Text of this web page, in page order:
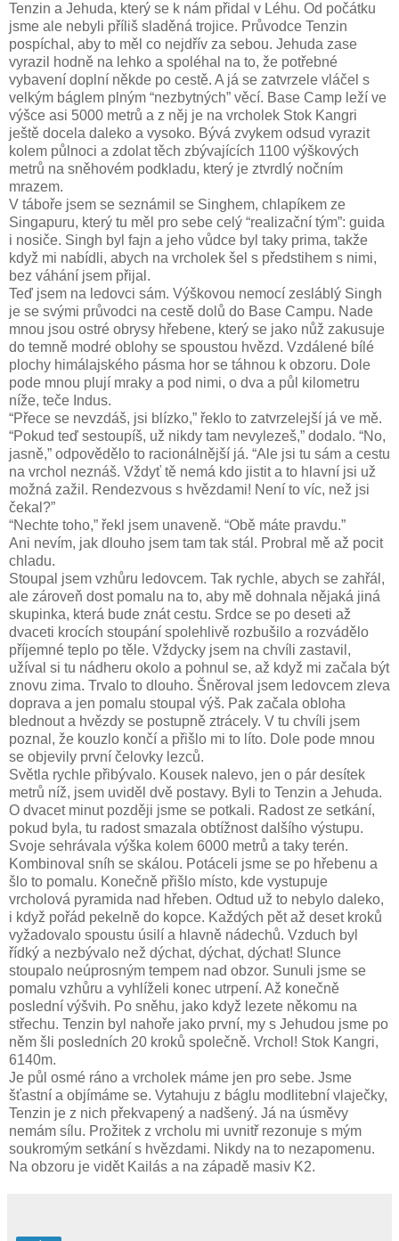
Tenzin a Jehuda, který se k nám přidal v Léhu. Od počátku
jsme ale nebyli příliš sladěná trojice. Průvodce Tenzin
pospíchal, aby to měl co nejdřív za sebou. Jehuda zase
vyrazil hodně na lehko a spoléhal na to, že potřebné
vybavení doplní někde po cestě. A já se zatvrzele vláčel s
velkým báglem plným “nezbytných” věcí. Base Camp leží ve
výšce asi 5000 metrů a z něj je na vrcholek Stok Kangri
ještě docela daleko a vysoko. Bývá zvykem odsud vyrazit
kolem půlnoci a zdolat těch zbývajících 1100 výškových
metrů na sněhovém podkladu, který je ztvrdlý nočním
mrazem.
V táboře jsem se seznámil se Singhem, chlapíkem ze
Singapuru, který tu měl pro sebe celý “realizační tým”: guida
i nosiče. Singh byl fajn a jeho vůdce byl taky prima, takže
když mi nabídli, abych na vrcholek šel s předstihem s nimi,
bez váhání jsem přijal.
Teď jsem na ledovci sám. Výškovou nemocí zesláblý Singh
je se svými průvodci na cestě dolů do Base Campu. Nade
mnou jsou ostré obrysy hřebene, který se jako nůž zakusuje
do temně modré oblohy se spoustou hvězd. Vzdálené bílé
plochy himálajského pásma hor se táhnou k obzoru. Dole
pode mnou plují mraky a pod nimi, o dva a půl kilometru
níže, teče Indus.
“Přece se nevzdáš, jsi blízko,” řeklo to zatvrzelejší já ve mě.
“Pokud teď sestoupíš, už nikdy tam nevylezeš,” dodalo. “No,
jasně,” odpovědělo to racionálnější já. “Ale jsi tu sám a cestu
na vrchol neznáš. Vždyť tě nemá kdo jistit a to hlavní jsi už
možná zažil. Rendezvous s hvězdami! Není to víc, než jsi
čekal?”
“Nechte toho,” řekl jsem unaveně. “Obě máte pravdu.”
Ani nevím, jak dlouho jsem tam tak stál. Probral mě až pocit
chladu.
Stoupal jsem vzhůru ledovcem. Tak rychle, abych se zahřál,
ale zároveň dost pomalu na to, aby mě dohnala nějaká jiná
skupinka, která bude znát cestu. Srdce se po deseti až
dvaceti krocích stoupání spolehlivě rozbušilo a rozvádělo
příjemné teplo po těle. Vždycky jsem na chvíli zastavil,
užíval si tu nádheru okolo a pohnul se, až když mi začala být
znovu zima. Trvalo to dlouho. Šněroval jsem ledovcem zleva
doprava a jen pomalu stoupal výš. Pak začala obloha
blednout a hvězdy se postupně ztrácely. V tu chvíli jsem
poznal, že kouzlo končí a přišlo mi to líto. Dole pode mnou
se objevily první čelovky lezců.
Světla rychle přibývalo. Kousek nalevo, jen o pár desítek
metrů níž, jsem uviděl dvě postavy. Byli to Tenzin a Jehuda.
O dvacet minut později jsme se potkali. Radost ze setkání,
pokud byla, tu radost smazala obtížnost dalšího výstupu.
Svoje sehrávala výška kolem 6000 metrů a taky terén.
Kombinoval sníh se skálou. Potáceli jsme se po hřebenu a
šlo to pomalu. Konečně přišlo místo, kde vystupuje
vrcholová pyramida nad hřeben. Odtud už to nebylo daleko,
i když pořád pekelně do kopce. Každých pět až deset kroků
vyžadovalo spoustu úsilí a hlavně nádechů. Vzduch byl
řídký a nezbývalo než dýchat, dýchat, dýchat! Slunce
stoupalo neúprosným tempem nad obzor. Sunuli jsme se
pomalu vzhůru a vyhlíželi konec utrpení. Až konečně
poslední výšvih. Po sněhu, jako když lezete někomu na
střechu. Tenzin byl nahoře jako první, my s Jehudou jsme po
něm šli posledních 20 kroků společně. Vrchol! Stok Kangri,
6140m.
Je půl osmé ráno a vrcholek máme jen pro sebe. Jsme
šťastní a objímáme se. Vytahuju z báglu modlitební vlaječky,
Tenzin je z nich překvapený a nadšený. Já na úsměvy
nemám sílu. Prožitek z vrcholu mi uvnitř rezonuje s mým
soukromým setkání s hvězdami. Nikdy na to nezapomenu.
Na obzoru je vidět Kailás a na západě masiv K2.